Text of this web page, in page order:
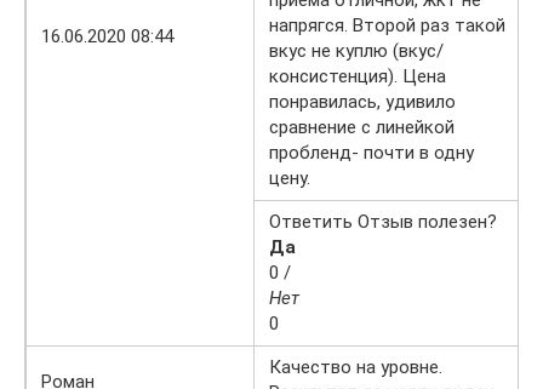
16.06.2020 08:44
напрягся. Второй раз такой
вкус не куплю (вкус/
консистенция). Цена
понравилась, удивило
сравнение с линейкой
пробленд- почти в одну
цену.
Ответить Отзыв полезен?
Да
0 /
Нет
0
Роман
Качество на уровне.